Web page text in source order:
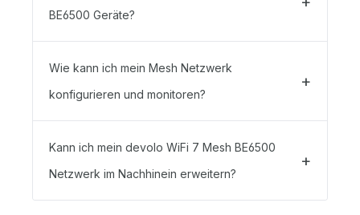
BE6500 Geräte?
Wie kann ich mein Mesh Netzwerk
konfigurieren und monitoren?
Kann ich mein devolo WiFi 7 Mesh BE6500
Netzwerk im Nachhinein erweitern?